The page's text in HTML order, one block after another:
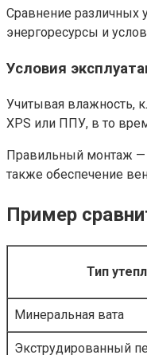
Сравнение различных
энергоресурсы и
Условия
Учитывая влажность,
XPS или ППУ, в то
Правильный монтаж —
также обеспечение
Пример
Тип
Минеральная вата
Экструдированный